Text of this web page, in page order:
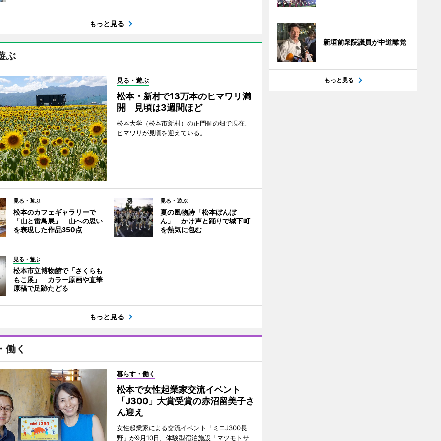
もっと見る
ぶ
見る・遊ぶ
松本・新村で13万本のヒマワリ満
開 見頃は3週間ほど
松本大学（松本市新村）の正門側の畑で現在、
ヒマワリが見頃を迎えている。
見る・遊ぶ
松本のカフェギャラリーで
「山と雷鳥展」 山への思い
を表現した作品350点
見る・遊ぶ
夏の風物詩「松本ぼんぼ
ん」 かけ声と踊りで城下町
を熱気に包む
見る・遊ぶ
松本市立博物館で「さくらも
もこ展」 カラー原画や直筆
原稿で足跡たどる
もっと見る
働く
暮らす・働く
松本で女性起業家交流イベント
「J300」大賞受賞の赤沼留美子さ
ん迎え
女性起業家による交流イベント「ミニJ300長
野」が9月10日、体験型宿泊施設「マツモトサ
新垣前衆院議員が中道離党
もっと見る